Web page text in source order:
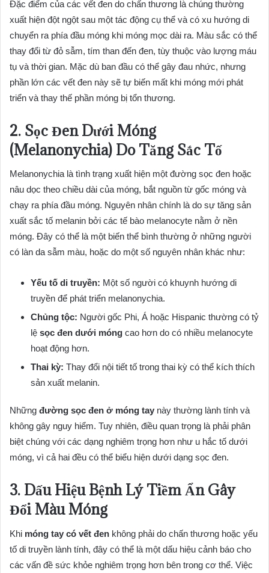
Đặc điểm của các vết đen do chấn thương là chúng thường
xuất hiện đột ngột sau một tác động cụ thể và có xu hướng di
chuyển ra phía đầu móng khi móng mọc dài ra. Màu sắc có thể
thay đổi từ đỏ sẫm, tím than đến đen, tùy thuộc vào lượng máu
tụ và thời gian. Mặc dù ban đầu có thể gây đau nhức, nhưng
phần lớn các vết đen này sẽ tự biến mất khi móng mới phát
triển và thay thế phần móng bị tổn thương.
2. Sọc Đen Dưới Móng
(Melanonychia) Do Tăng Sắc Tố
Melanonychia là tình trạng xuất hiện một đường sọc đen hoặc
nâu dọc theo chiều dài của móng, bắt nguồn từ gốc móng và
chạy ra phía đầu móng. Nguyên nhân chính là do sự tăng sản
xuất sắc tố melanin bởi các tế bào melanocyte nằm ở nền
móng. Đây có thể là một biến thể bình thường ở những người
có làn da sẫm màu, hoặc do một số nguyên nhân khác như:
Yếu tố di truyền: Một số người có khuynh hướng di
truyền để phát triển melanonychia.
Chủng tộc: Người gốc Phi, Á hoặc Hispanic thường có tỷ
lệ sọc đen dưới móng cao hơn do có nhiều melanocyte
hoạt động hơn.
Thai kỳ: Thay đổi nội tiết tố trong thai kỳ có thể kích thích
sản xuất melanin.
Những đường sọc đen ở móng tay này thường lành tính và
không gây nguy hiểm. Tuy nhiên, điều quan trọng là phải phân
biệt chúng với các dạng nghiêm trọng hơn như u hắc tố dưới
móng, vì cả hai đều có thể biểu hiện dưới dạng sọc đen.
3. Dấu Hiệu Bệnh Lý Tiềm Ẩn Gây
Đổi Màu Móng
Khi móng tay có vết đen không phải do chấn thương hoặc yếu
tố di truyền lành tính, đây có thể là một dấu hiệu cảnh báo cho
các vấn đề sức khỏe nghiêm trọng hơn bên trong cơ thể. Việc